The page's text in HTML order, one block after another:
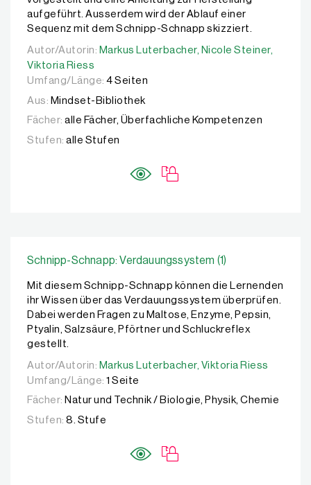
aufgeführt. Ausserdem wird der Ablauf einer
Sequenz mit dem Schnipp-Schnapp skizziert.
Autor/Autorin: Markus Luterbacher, Nicole Steiner,
Autor/Autorin: Markus Luterbacher, Nicole Steiner,
Viktoria Riess
Umfang/Länge: 4 Seiten
Aus: Mindset-Bibliothek
Fächer: alle Fächer, Überfachliche Kompetenzen
Stufen: alle Stufen
Schnipp-Schnapp: Verdauungssystem (1)
Mit diesem Schnipp-Schnapp können die Lernenden
ihr Wissen über das Verdauungssystem überprüfen.
Dabei werden Fragen zu Maltose, Enzyme, Pepsin,
Ptyalin, Salzsäure, Pförtner und Schluckreflex
gestellt.
Autor/Autorin: Markus Luterbacher, Viktoria Riess
Autor/Autorin: Markus Luterbacher, Viktoria Riess
Umfang/Länge: 1 Seite
Fächer: Natur und Technik / Biologie, Physik, Chemie
Stufen: 8. Stufe